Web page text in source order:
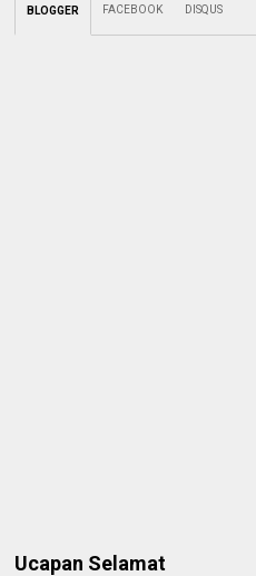
BLOGGER FACEBOOK DISQUS
Ucapan Selamat